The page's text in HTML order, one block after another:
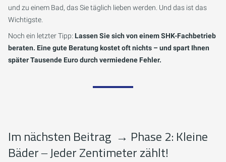
und zu einem Bad, das Sie täglich lieben werden. Und das ist das
Wichtigste.
Noch ein letzter Tipp: Lassen Sie sich von einem SHK-Fachbetrieb
beraten. Eine gute Beratung kostet oft nichts – und spart Ihnen
später Tausende Euro durch vermiedene Fehler.
Im nächsten Beitrag → Phase 2: Kleine
Bäder ‒ Jeder Zentimeter zählt!